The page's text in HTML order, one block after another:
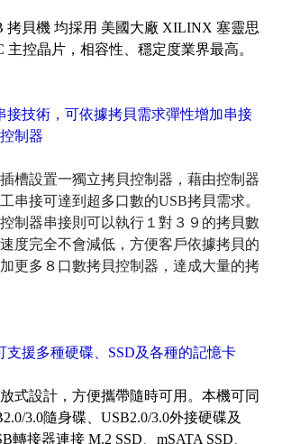
拷貝機 均採用 美國大廠 XILINX 塞靈思
主控晶片，相容性、穩定度業界最高。
接技術，可依據拷貝需求彈性增加串接
制器
槽設置一獨立拷貝控制器，藉由控制器
串接可達到超多口數的USB拷貝需求。
制器串接則可以執行１對３９的拷貝數
度完全不會減低，方便客戶依據拷貝的
更多８口數拷貝控制器，達成大量的拷
支援多種硬碟、SSD及各種的記憶卡
式設計，方便攜帶隨時可用。本機可同
3.0隨身碟、USB2.0/3.0外接硬碟及
轉接器連接 M.2 SSD、mSATA SSD、